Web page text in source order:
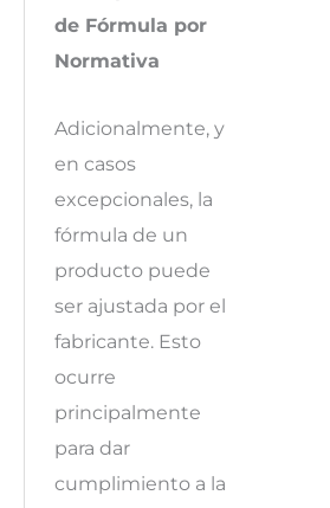
de Fórmula por
Normativa
Adicionalmente, y
en casos
excepcionales, la
fórmula de un
producto puede
ser ajustada por el
fabricante. Esto
ocurre
principalmente
para dar
cumplimiento a la